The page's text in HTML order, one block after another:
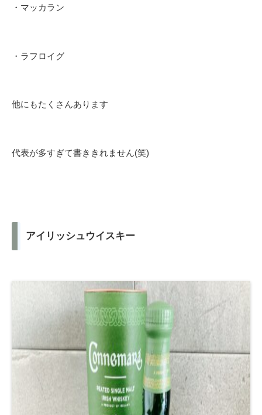
・マッカラン
・ラフロイグ
他にもたくさんあります
代表が多すぎて書ききれません(笑)
アイリッシュウイスキー